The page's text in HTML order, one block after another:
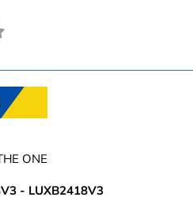
ONE
- LUXB2418V3